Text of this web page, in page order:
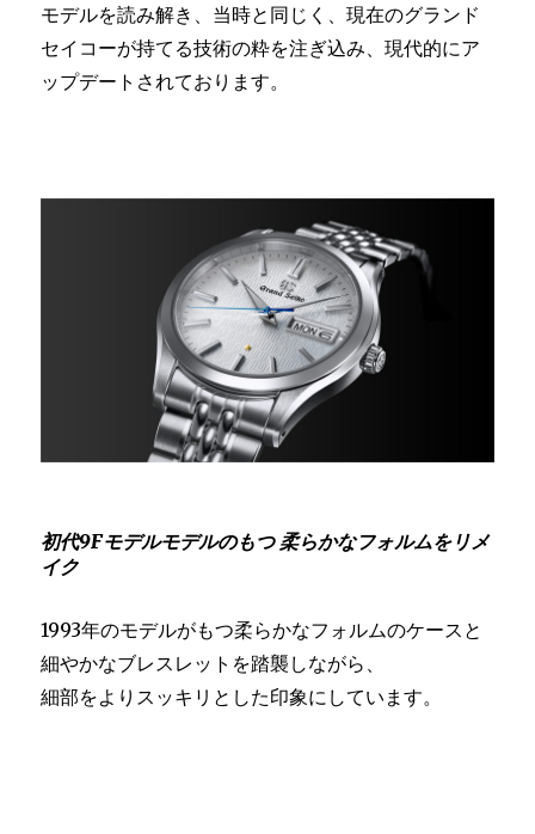
モデルを読み解き、当時と同じく、現在のグランド
セイコーが持てる技術の粋を注ぎ込み、現代的にア
ップデートされております。
初代9Fモデルモデルのもつ 柔らかなフォルムをリメ
イク
1993年のモデルがもつ柔らかなフォルムのケースと
細やかなブレスレットを踏襲しながら、
細部をよりスッキリとした印象にしています。